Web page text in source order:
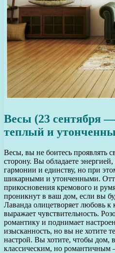
Весы (23 сентября
теплый и
Весы, вы не боитесь проявлять
сторону. Вы обладаете энергией,
гармонии и единству, но при
шикарными и утонченными.
прикосновения кремового и
проникнут в ваш дом, если вы
Лаванда олицетворяет любовь
выражает чувствительность.
романтику и поднимает
изысканность, но вы не хотите
настрой. Вы хотите, чтобы дом,
классическим, но